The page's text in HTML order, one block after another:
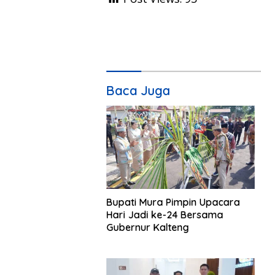
Baca Juga
Bupati Mura Pimpin Upacara
Hari Jadi ke-24 Bersama
Gubernur Kalteng